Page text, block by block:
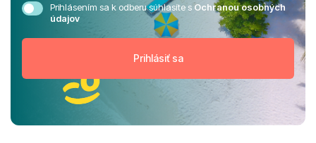
Prihlásením sa k odberu súhlasíte sOchranou osobných
údajov